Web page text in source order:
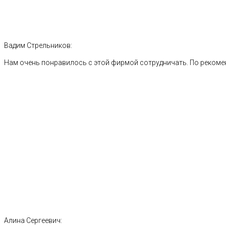
Вадим Стрельников:
Нам очень понравилось с этой фирмой сотрудничать. По
Алина Сергеевич: